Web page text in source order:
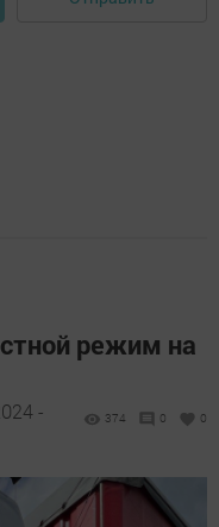
режим на
-
374 0 0